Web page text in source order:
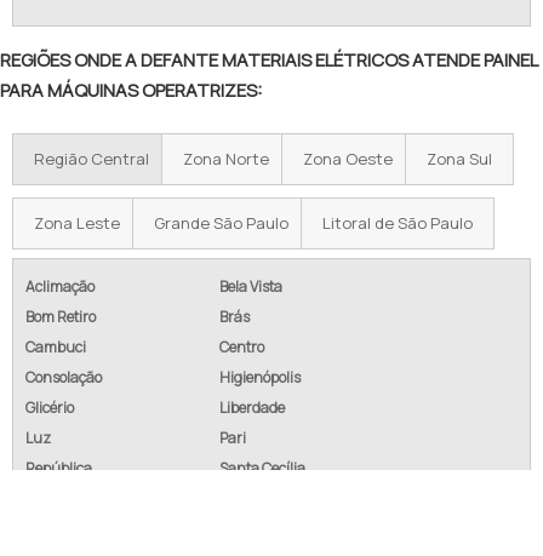
REGIÕES ONDE A DEFANTE MATERIAIS ELÉTRICOS ATENDE PAINEL
PARA MÁQUINAS OPERATRIZES:
Região Central Zona Norte Zona Oeste Zona Sul
Zona Leste Grande São Paulo Litoral de São Paulo
Aclimação
Bela Vista
Bom Retiro
Brás
Cambuci
Centro
Consolação
Higienópolis
Glicério
Liberdade
Luz
Pari
República
Santa Cecília